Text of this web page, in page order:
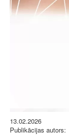
13.02.2026
Publikācijas autors: